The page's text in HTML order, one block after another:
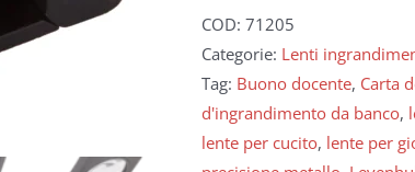
COD: 71205
Categorie: Lenti
Tag: Buono docente, Carta
d'ingrandimento da banco,
lente per cucito, lente per